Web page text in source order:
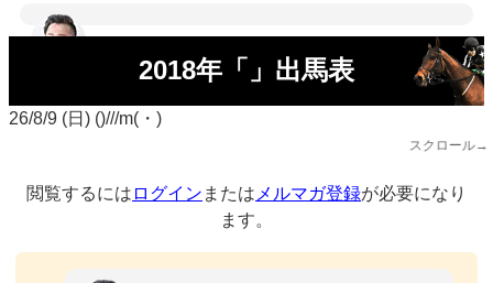
2018年「」出馬表
26/8/9 (日) ()///m(・)
スクロール→
閲覧するには ログイン または メルマガ登録が必要になり
ます。